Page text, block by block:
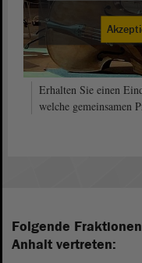
Erhalten Sie einen
welche gemeinsamen
Folgende
Anhalt vertreten: